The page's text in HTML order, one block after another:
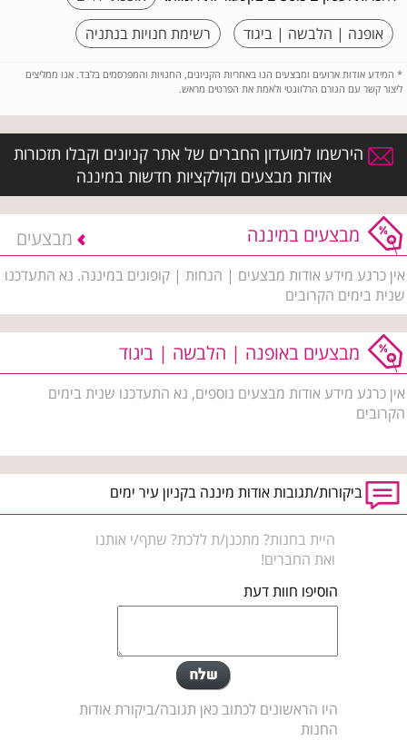
אופנה | הלבשה | ביגוד
רשימת חנויות בנתניה
* המידע אודות ארועים ומבצעים הנו באחריות הקניונים, החנויות והמפרסמים בלבד. אנו ממליצים
ליצור קשר עם הגורם הרלוונטי ולאמת את הפרטים מראש.
הירשמו למועדון החברים של אתר קניונים וקבלו תזכורות
אודות מבצעים וקולקציות חדשות במיננה
מבצעים במיננה מבצעים
אין כרגע מידע אודות מבצעים | הנחות | קופונים במיננה. נא התעדכנו
שנית בימים הקרובים
מבצעים באופנה | הלבשה | ביגוד
אין כרגע מידע אודות מבצעים נוספים, נא התעדכנו שנית בימים
הקרובים
ביקורות/תגובות אודות מיננה בקניון עיר ימים
היית בחנות? מתכנן/ת ללכת? שתף/י אותנו
ואת החברים!
הוסיפו חוות דעת
היו הראשונים לכתוב כאן תגובה/ביקורת אודות
החנות